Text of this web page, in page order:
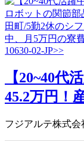
【20~40代
45.2万円！
フジアルテ株式会